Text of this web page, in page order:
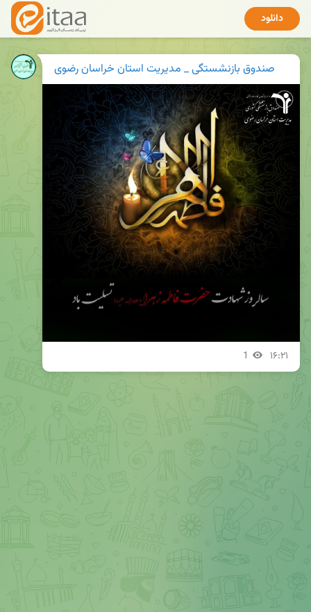
دانلود